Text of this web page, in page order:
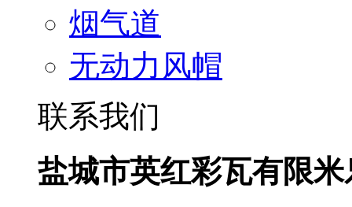
烟气道
无动力风帽
联系我们
盐城市英红彩瓦有限